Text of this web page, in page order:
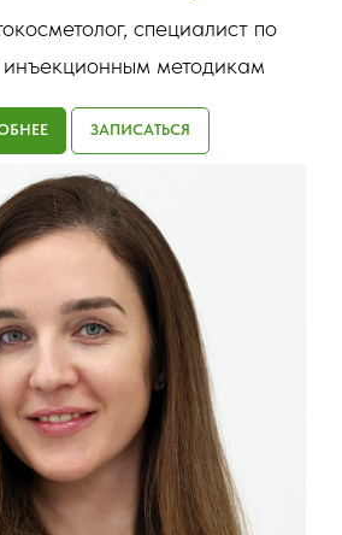
специалист по
методикам
ЗАПИСАТЬСЯ